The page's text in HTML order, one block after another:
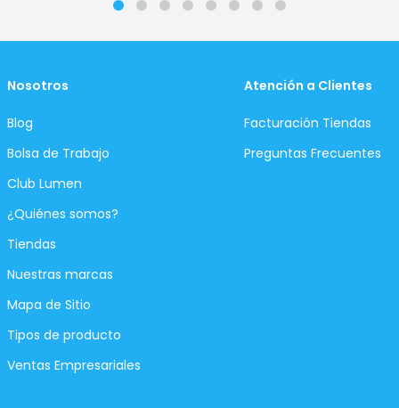
Nosotros
Blog
Bolsa de Trabajo
Club Lumen
¿Quiénes somos?
Tiendas
Nuestras marcas
Mapa de Sitio
Tipos de producto
Ventas Empresariales
Atención a Clientes
Facturación Tiendas
Preguntas Frecuentes